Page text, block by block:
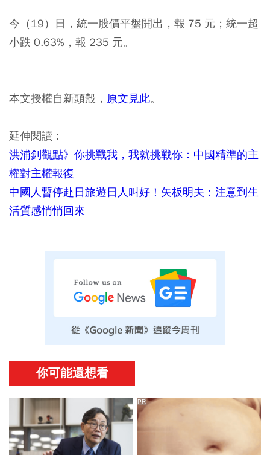
今（19）日，統一股價平盤開出，報 75 元；統一超
小跌 0.63%，報 235 元。
本文授權自新頭殼， 原文見此。
延伸閱讀：
洪浦釗觀點》你挑戰我，我就挑戰你：中國精準的主
權對主權報復
中國人暫停赴日旅遊日人叫好！矢板明夫：注意到生
活質感悄悄回來